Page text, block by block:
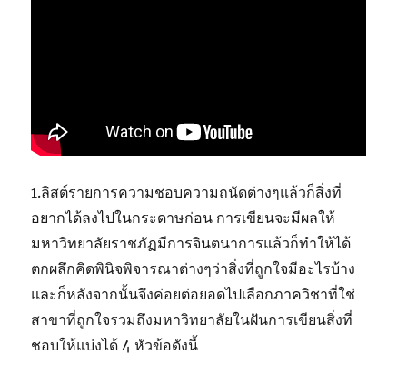
1.ลิสต์รายการความชอบความถนัดต่างๆแล้วก็สิ่งที่
อยากได้ลงไปในกระดาษก่อน การเขียนจะมีผลให้
มหาวิทยาลัยราชภัฏมีการจินตนาการแล้วก็ทำให้ได้
ตกผลึกคิดพินิจพิจารณาต่างๆว่าสิ่งที่ถูกใจมีอะไรบ้าง
และก็หลังจากนั้นจึงค่อยต่อยอดไปเลือกภาควิชาที่ใช่
สาขาที่ถูกใจรวมถึงมหาวิทยาลัยในฝันการเขียนสิ่งที่
ชอบให้แบ่งได้ 4 หัวข้อดังนี้